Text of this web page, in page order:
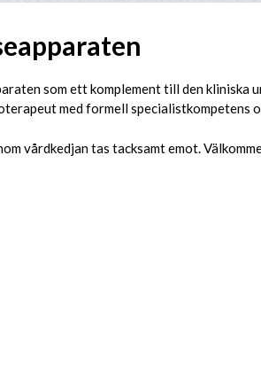
som ett komplement till den kliniska
med formell specialistkompetens
vårdkedjan tas tacksamt emot.